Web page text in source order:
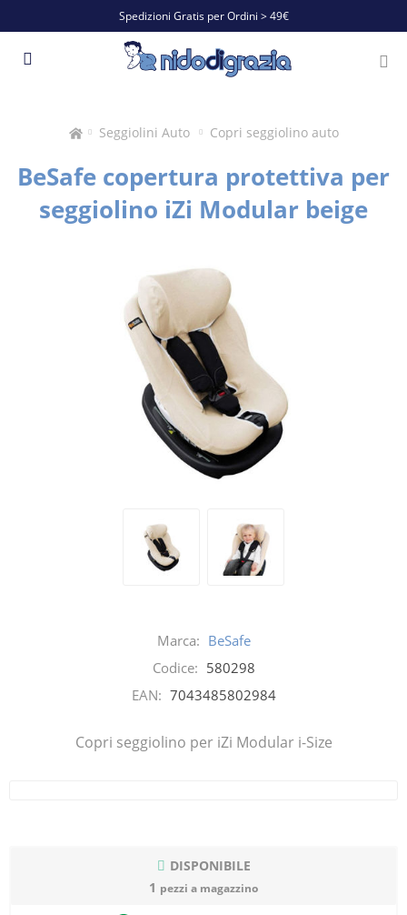
Spedizioni Gratis per Ordini > 49€
Seggiolini Auto Copri seggiolino auto
BeSafe copertura protettiva per
seggiolino iZi Modular beige
Marca: BeSafe
Codice: 580298
EAN: 7043485802984
Copri seggiolino per iZi Modular i-Size
DISPONIBILE
1 pezzi a magazzino